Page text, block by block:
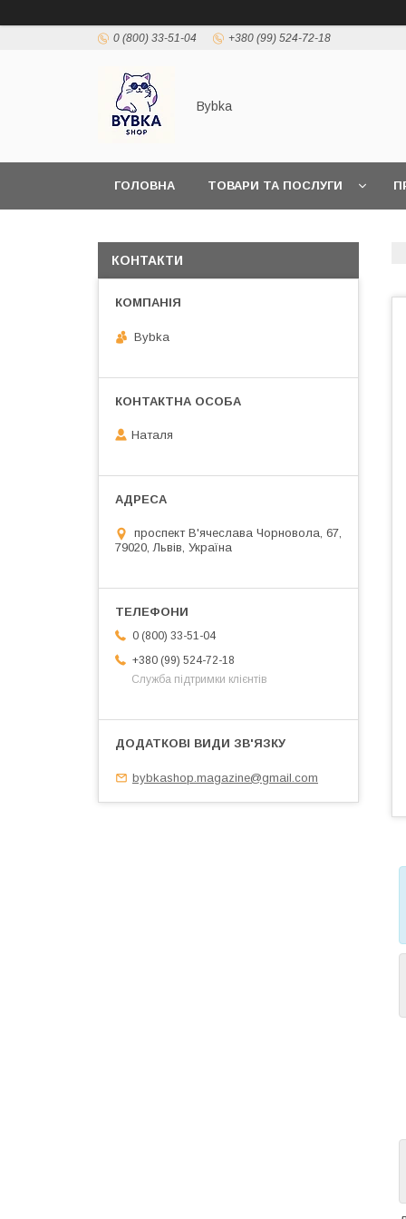
0 (800) 33-51-04 +380 (99) 524-72-18
Bybka
ГОЛОВНА ТОВАРИ ТА ПОСЛУГИ
КОНТАКТИ
Bybka
Наталя
проспект В'ячеслава Чорновола, 67,
79020, Львів, Україна
0 (800) 33-51-04
+380 (99) 524-72-18
Служба підтримки клієнтів
bybkashop.magazine@gmail.com